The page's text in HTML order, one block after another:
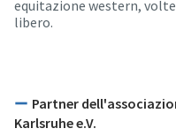
equitazione western,
libero.
Partner
Karlsruhe e.V.